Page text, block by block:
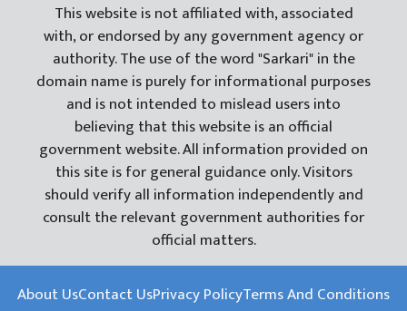
This website is not affiliated with, associated
with, or endorsed by any government agency or
authority. The use of the word "Sarkari" in the
domain name is purely for informational purposes
and is not intended to mislead users into
believing that this website is an official
government website. All information provided on
this site is for general guidance only. Visitors
should verify all information independently and
consult the relevant government authorities for
official matters.
About UsContact UsPrivacy PolicyTerms And Conditions